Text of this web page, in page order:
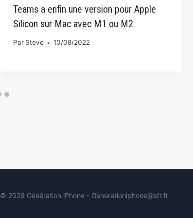
Teams a enfin une version pour Apple
Silicon sur Mac avec M1 ou M2
Par Steve 10/08/2022
© 2026 Génération iPhone - Generationiphone@sfr.fr